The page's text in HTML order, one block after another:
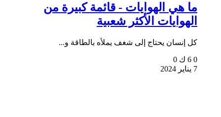
ما هي الهوايات - قائمة كبيرة من
الهوايات الأكثر شعبية
كل إنسان يحتاج إلى شغف يملأه بالطاقة و...
0 6 ك
0
7 يناير 2024